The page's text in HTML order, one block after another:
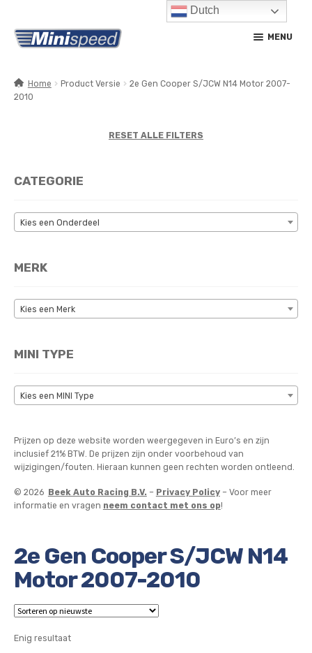
Ga
door
navigatie
Ga
naar
inhoud
MENU
SERVICE / ONDERHOUD
Home Product Versie
2e Gen Cooper S/JCW N14 Motor 2007-
2010
2e Gen Cooper S/JCW N14
Motor 2007-2010
Enig resultaat
RESET ALLE FILTERS
CATEGORIE
Kies een Onderdeel
MERK
Kies een Merk
MINI TYPE
Kies een MINI Type
Prijzen op deze website worden weergegeven in Euro’s en zijn
inclusief 21% BTW. De prijzen zijn onder voorbehoud van
wijzigingen/fouten. Hieraan kunnen geen rechten worden ontleend.
© 2026 Beek Auto Racing B.V. – Privacy Policy– Voor meer
informatie en vragen neem contact met ons op!
Dutch